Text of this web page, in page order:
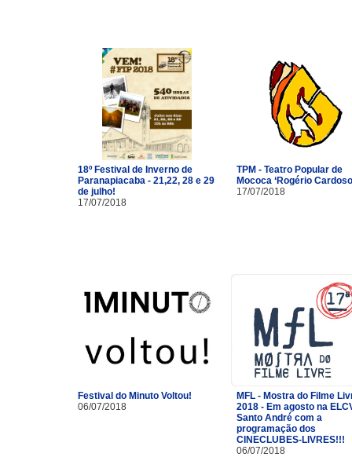
18º Festival de Inverno de
Paranapiacaba - 21,22, 28 e 29
de julho!
17/07/2018
TPM - Teatro Popular de
Mococa ‘Rogério
17/07/2018
Festival do Minuto Voltou!
06/07/2018
MFL - Mostra do Filme
2018 - Em agosto na
Santo André com a
programação dos
CINECLUBES-LIVRES!!!
06/07/2018